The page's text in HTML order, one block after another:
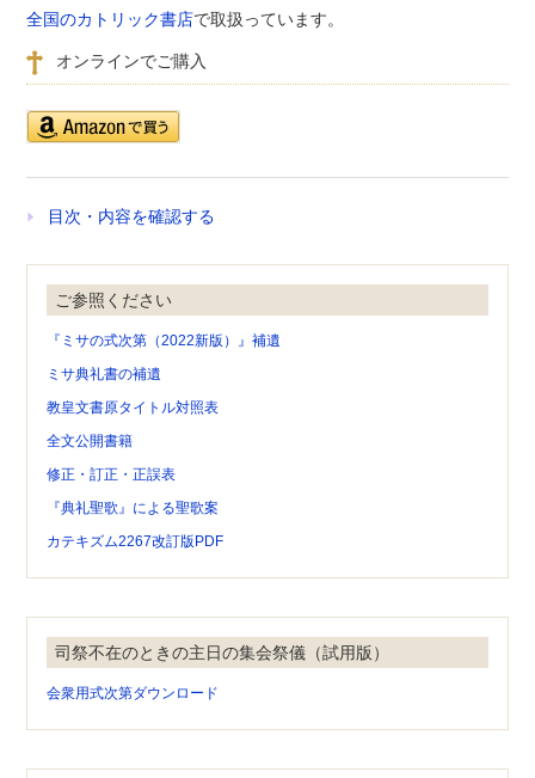
全国のカトリック書店で取扱っています。
オンラインでご購入
目次・内容を確認する
ご参照ください
『ミサの式次第（2022新版）』補遺
ミサ典礼書の補遺
教皇文書原タイトル対照表
全文公開書籍
修正・訂正・正誤表
『典礼聖歌』による聖歌案
カテキズム2267改訂版PDF
司祭不在のときの主日の集会祭儀（試用版）
会衆用式次第ダウンロード